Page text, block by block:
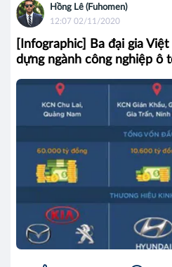
Hồng Lê (Fuhomen)
12:07 02/11/2020
[Infographic] Ba đại gia
dựng ngành công nghiệp ô